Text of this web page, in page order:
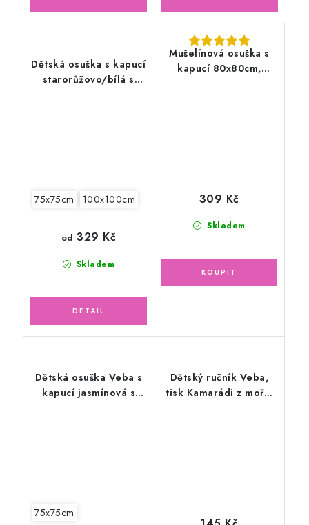
Dětská osuška s kapucí
starorůžovo/bílá s
75x75cm 100x100cm
Skladem
od 329 Kč
Mušelínová osuška s
kapucí 80x80cm,
Skladem
309 Kč
Dětská osuška Veba s
kapucí jasmínová s
75x75cm
Dětský ručník Veba,
tisk Kamarádi z moře,